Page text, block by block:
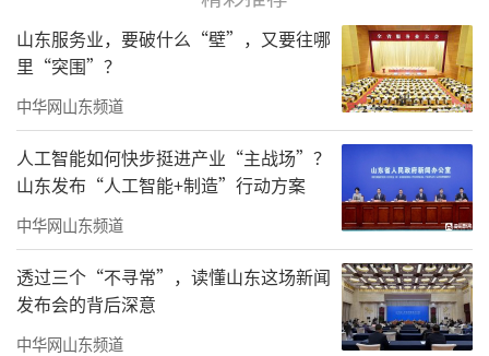
深入、观展反响热烈。特采撷部分观展嘉宾的
真挚感言，以期与读者共赏其艺、共悟其心，
感受“胭脂劫”里的油彩温度与文化乡愁。
——编者按
山东服务业，要破什么“壁”，又要往哪
里“突围”？
中华网山东频道
人工智能如何快步挺进产业“主战场”？
山东发布“人工智能+制造”行动方案
中华网山东频道
透过三个“不寻常”，读懂山东这场新闻
发布会的背后深意
中华网山东频道